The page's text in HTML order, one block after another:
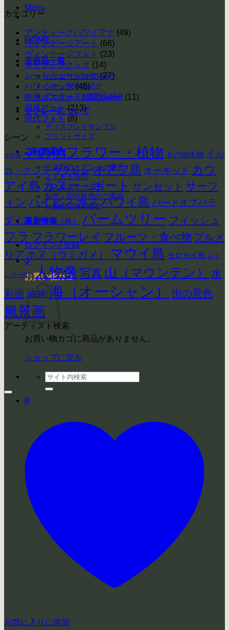
Menu
HOME
全商品一覧
カテゴリー別作品紹介
シーン別作品紹介
アーティスト別作品紹介
ジクレーについて
ディスプレイサンプル
プリントサイズ
ご利用案内
注文時のオプション選択
よくある質問
カスタムオーダー
卸売・割引販売のご案内
一般的なお問合せ
最新情報
ログイン / 登録
0
お買い物カゴ
お買い物カゴに商品がありません。
ショップに戻る
検
索
0
カテゴリー
アンティークハワイアナ (49)
ヴィンデージアート (66)
ヴィンテージフォト (23)
キャプテンクック (14)
シートミュージック (27)
ハワイマップ (48)
映画ポスター・雑誌カバー (11)
現代アート (213)
現代フォト (8)
シーン
その他 その他フラワー・植物 その他生物 イル
カ・クジラ ウクレレオアフ島 オーキッド カウ
アイ島 カヌー・ボート サンセット サーフ
ィン ハイビスカスハワイ島 バードオブパラ
ダイス バード（鳥） パームツリー フィッシュ
フラ フラワーレイ フルーツ・食べ物 プルメ
リア ホヌ（ウミガメ） マウイ島 モロカイ島 レイ
ンボー(虹) 人物像 写真 山（マウンテン）
水
彩画油絵海（オーシャン） 街の景色
風景画
アーティスト検索
お気に入りに追加